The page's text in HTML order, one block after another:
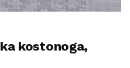
kostonoga,